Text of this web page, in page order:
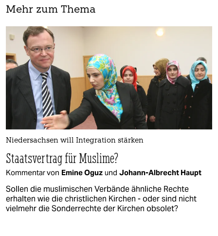
Mehr zum Thema
Niedersachsen will Integration stärken
Staatsvertrag für Muslime?
Kommentar von Emine Oguz und Johann-Albrecht Haupt
Sollen die muslimischen Verbände ähnliche Rechte
erhalten wie die christlichen Kirchen - oder sind nicht
vielmehr die Sonderrechte der Kirchen obsolet?